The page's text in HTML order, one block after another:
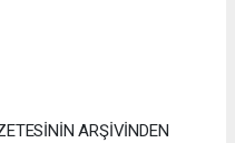
ARŞİVİNDEN